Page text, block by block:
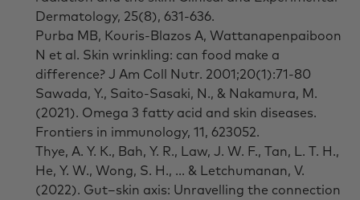
Dermatology, 25(8), 631-636.
Purba MB, Kouris-Blazos A, Wattanapenpaiboon
N et al. Skin wrinkling: can food make a
difference? J Am Coll Nutr. 2001;20(1):71-80
Sawada, Y., Saito-Sasaki, N., & Nakamura, M.
(2021). Omega 3 fatty acid and skin diseases.
Frontiers in immunology, 11, 623052.
Thye, A. Y. K., Bah, Y. R., Law, J. W. F., Tan, L. T. H.,
He, Y. W., Wong, S. H., ... & Letchumanan, V.
(2022). Gut–skin axis: Unravelling the connection